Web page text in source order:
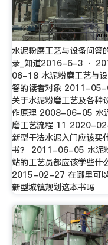
水泥粉磨工艺与设备问答
录_知道2016-6-3 ·
06-18 水泥粉磨工艺与
答的读者对象 2011-
关于水泥粉磨工艺及各种
作原理 2008-06-05 水
磨工艺流程 11 2020-
新型干法水泥入门应该买
书？ 2011-06-05 水泥
站的工艺员都应该学些什
2015-02-27 在哪里可
新型城镇规划这本书吗